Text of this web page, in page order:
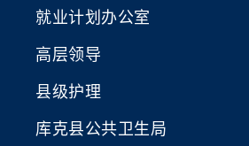
就业计划办公室
高层领导
县级护理
库克县公共卫生局